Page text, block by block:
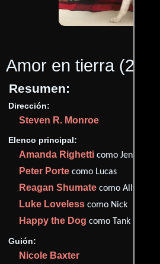
Amor en tierra (2017)
Resumen:
Dirección:
Steven R. Monroe
Elenco principal:
Amanda Righetti como Jenna
Peter Porte como Lucas
Reagan Shumate como Ally
Luke Loveless como Nick
Happy the Dog como Tank
Guión:
Nicole Baxter